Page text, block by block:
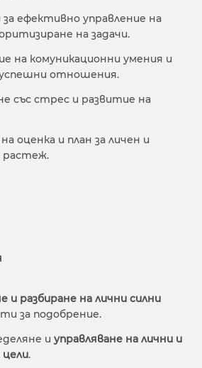
за ефективно управление на
на задачи.
на комуникационни умения и
успешни отношения.
със стрес и развитие на
оценка и план за личен и
растеж.
и разбиране на лични силни
за подобрение.
и управляване на лични и
цели.